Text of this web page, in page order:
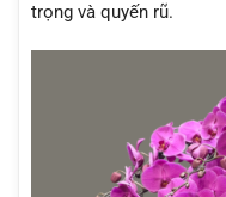
trọng và quyến rũ.